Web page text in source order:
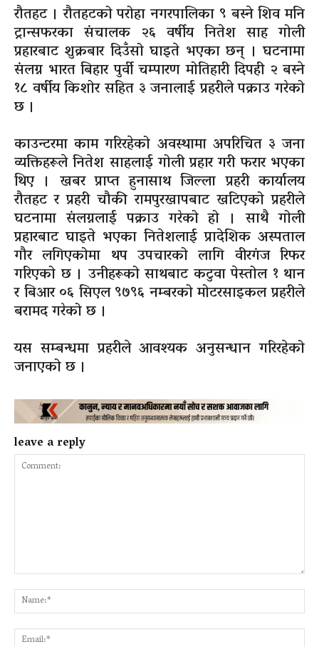
रौतहट । रौतहटको परोहा नगरपालिका ९ बस्ने शिव मनि
ट्रान्सफरका संचालक २६ वर्षीय नितेश साह गोली
प्रहारबाट शुक्रबार दिउँसो घाइते भएका छन् । घटनामा
संलग्न भारत बिहार पुर्वी चम्पारण मोतिहारी दिपही २ बस्ने
१८ वर्षीय किशोर सहित ३ जनालाई प्रहरीले पक्राउ गरेको
छ ।
काउन्टरमा काम गरिरहेको अवस्थामा अपरिचित ३ जना
व्यक्तिहरूले नितेश साहलाई गोली प्रहार गरी फरार भएका
थिए । खबर प्राप्त हुनासाथ जिल्ला प्रहरी कार्यालय
रौतहट र प्रहरी चौकी रामपुरखापबाट खटिएको प्रहरीले
घटनामा संलग्नलाई पक्राउ गरेको हो । साथै गोली
प्रहारबाट घाइते भएका नितेशलाई प्रादेशिक अस्पताल
गौर लगिएकोमा थप उपचारको लागि वीरगंज रिफर
गरिएको छ । उनीहरूको साथबाट कटुवा पेस्तोल १ थान
र बिआर ०६ सिएल ९७९६ नम्बरको मोटरसाइकल प्रहरीले
बरामद गरेको छ ।
यस सम्बन्धमा प्रहरीले आवश्यक अनुसन्धान गरिरहेको
जनाएको छ ।
leave a reply